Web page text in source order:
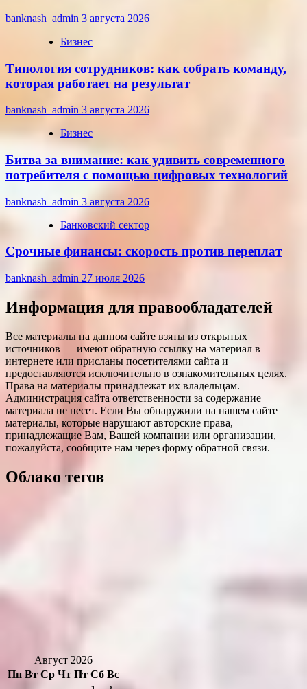
banknash_admin 3 августа 2026
Бизнес
Типология сотрудников: как собрать команду,
которая работает на результат
banknash_admin 3 августа 2026
Бизнес
Битва за внимание: как удивить современного
потребителя с помощью цифровых технологий
banknash_admin 3 августа 2026
Банковский сектор
Срочные финансы: скорость против переплат
banknash_admin 27 июля 2026
Информация для правообладателей
Все материалы на данном сайте взяты из открытых
источников — имеют обратную ссылку на материал в
интернете или присланы посетителями сайта и
предоставляются исключительно в ознакомительных целях.
Права на материалы принадлежат их владельцам.
Администрация сайта ответственности за содержание
материала не несет. Если Вы обнаружили на нашем сайте
материалы, которые нарушают авторские права,
принадлежащие Вам, Вашей компании или организации,
пожалуйста, сообщите нам через форму обратной связи.
Облако тегов
Август 2026
Пн Вт Ср Чт Пт Сб Вс